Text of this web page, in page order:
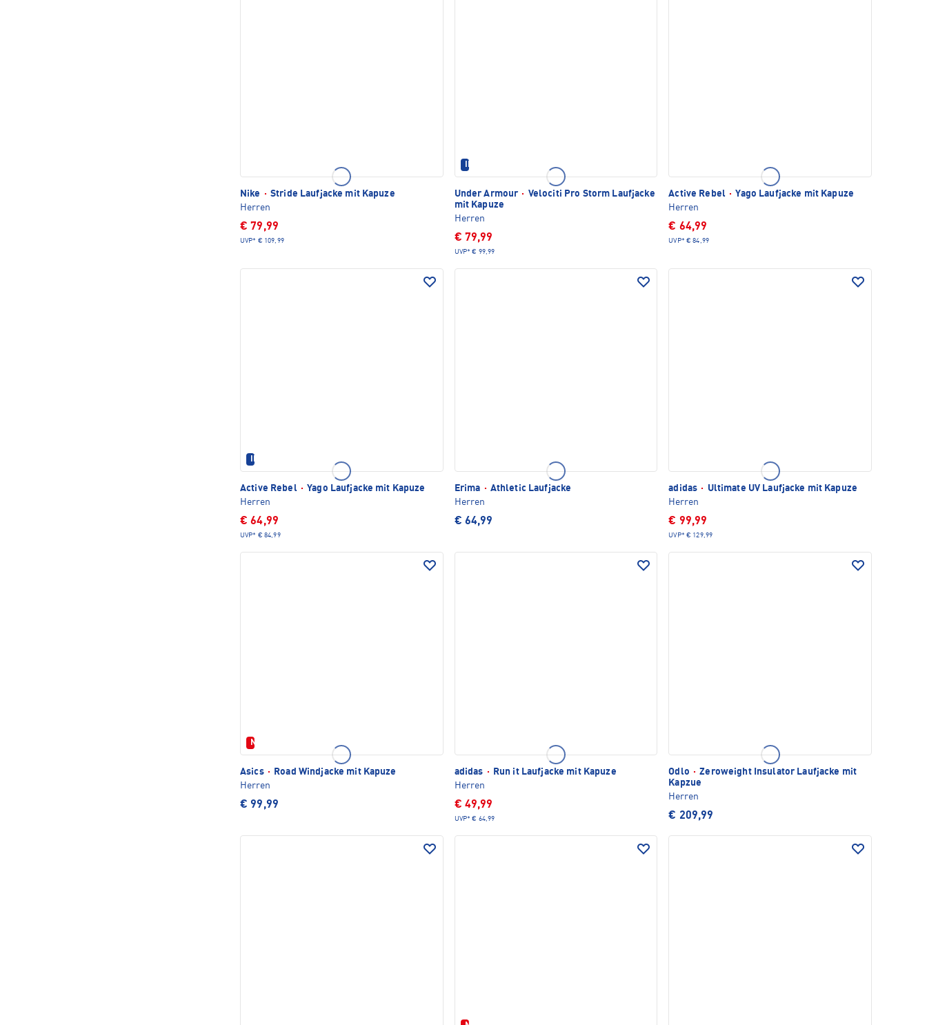
Nike · Stride Laufjacke mit Kapuze
Herren
€ 79,99
UVP* € 109,99
Under Armour · Velociti Pro Storm Laufjacke
mit Kapuze
Herren
€ 79,99
UVP* € 99,99
Active Rebel · Yago Laufjacke mit Kapuze
Herren
€ 64,99
UVP* € 84,99
Active Rebel · Yago Laufjacke mit Kapuze
Herren
€ 64,99
UVP* € 84,99
Erima · Athletic Laufjacke
Herren
€ 64,99
adidas · Ultimate UV Laufjacke mit Kapuze
Herren
€ 99,99
UVP* € 129,99
Neu
Asics ·
Road Windjacke mit Kapuze
Herren
€ 99,99
adidas ·
Run it Laufjacke mit Kapuze
Herren
€ 49,99
UVP* € 64,99
Odlo · Zeroweight Insulator Laufjacke mit
Kapzue
Herren
€ 209,99